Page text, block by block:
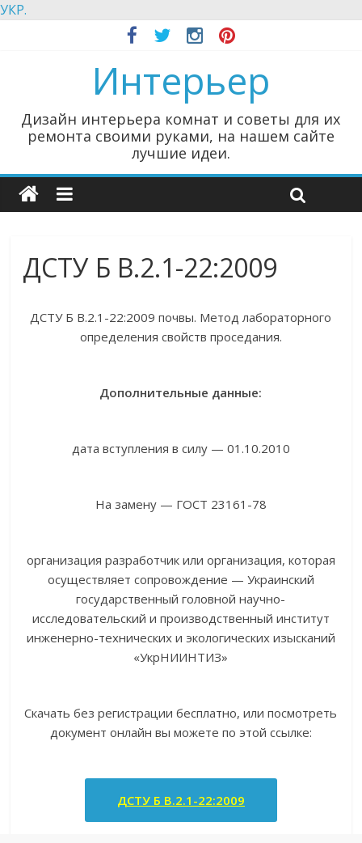
УКР.
Интерьер
Дизайн интерьера комнат и советы для их
ремонта своими руками, на нашем сайте
лучшие идеи.
ДСТУ Б В.2.1-22:2009
ДСТУ Б В.2.1-22:2009 почвы. Метод лабораторного
определения свойств проседания.
Дополнительные данные:
дата вступления в силу — 01.10.2010
На замену — ГОСТ 23161-78
организация разработчик или организация, которая
осуществляет сопровождение — Украинский
государственный головной научно-
исследовательский и производственный институт
инженерно-технических и экологических изысканий
«УкрНИИНТИЗ»
Скачать без регистрации бесплатно, или посмотреть
документ онлайн вы можете по этой ссылке:
ДСТУ Б В.2.1-22:2009